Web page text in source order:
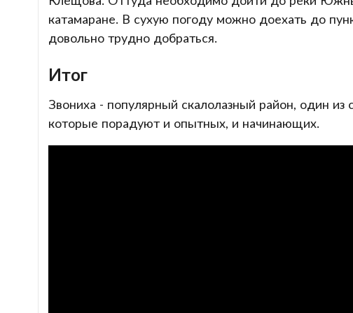
катамаране. В сухую погоду можно доехать до
довольно трудно добраться.
Итог
Звониха - популярный скалолазный район, один
которые порадуют и опытных, и начинающих.